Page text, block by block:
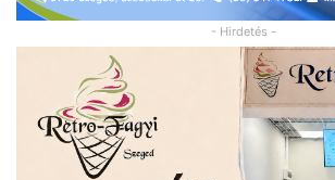
- Hirdetés -